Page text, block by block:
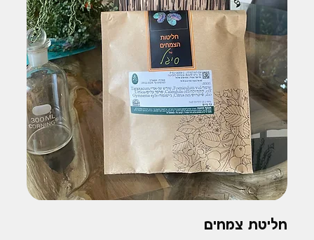
חליטת צמחים